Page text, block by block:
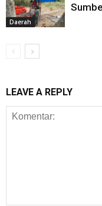
Daerah
LEAVE A REPLY